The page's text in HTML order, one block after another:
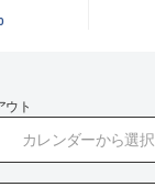
ウト
カレンダーから選択